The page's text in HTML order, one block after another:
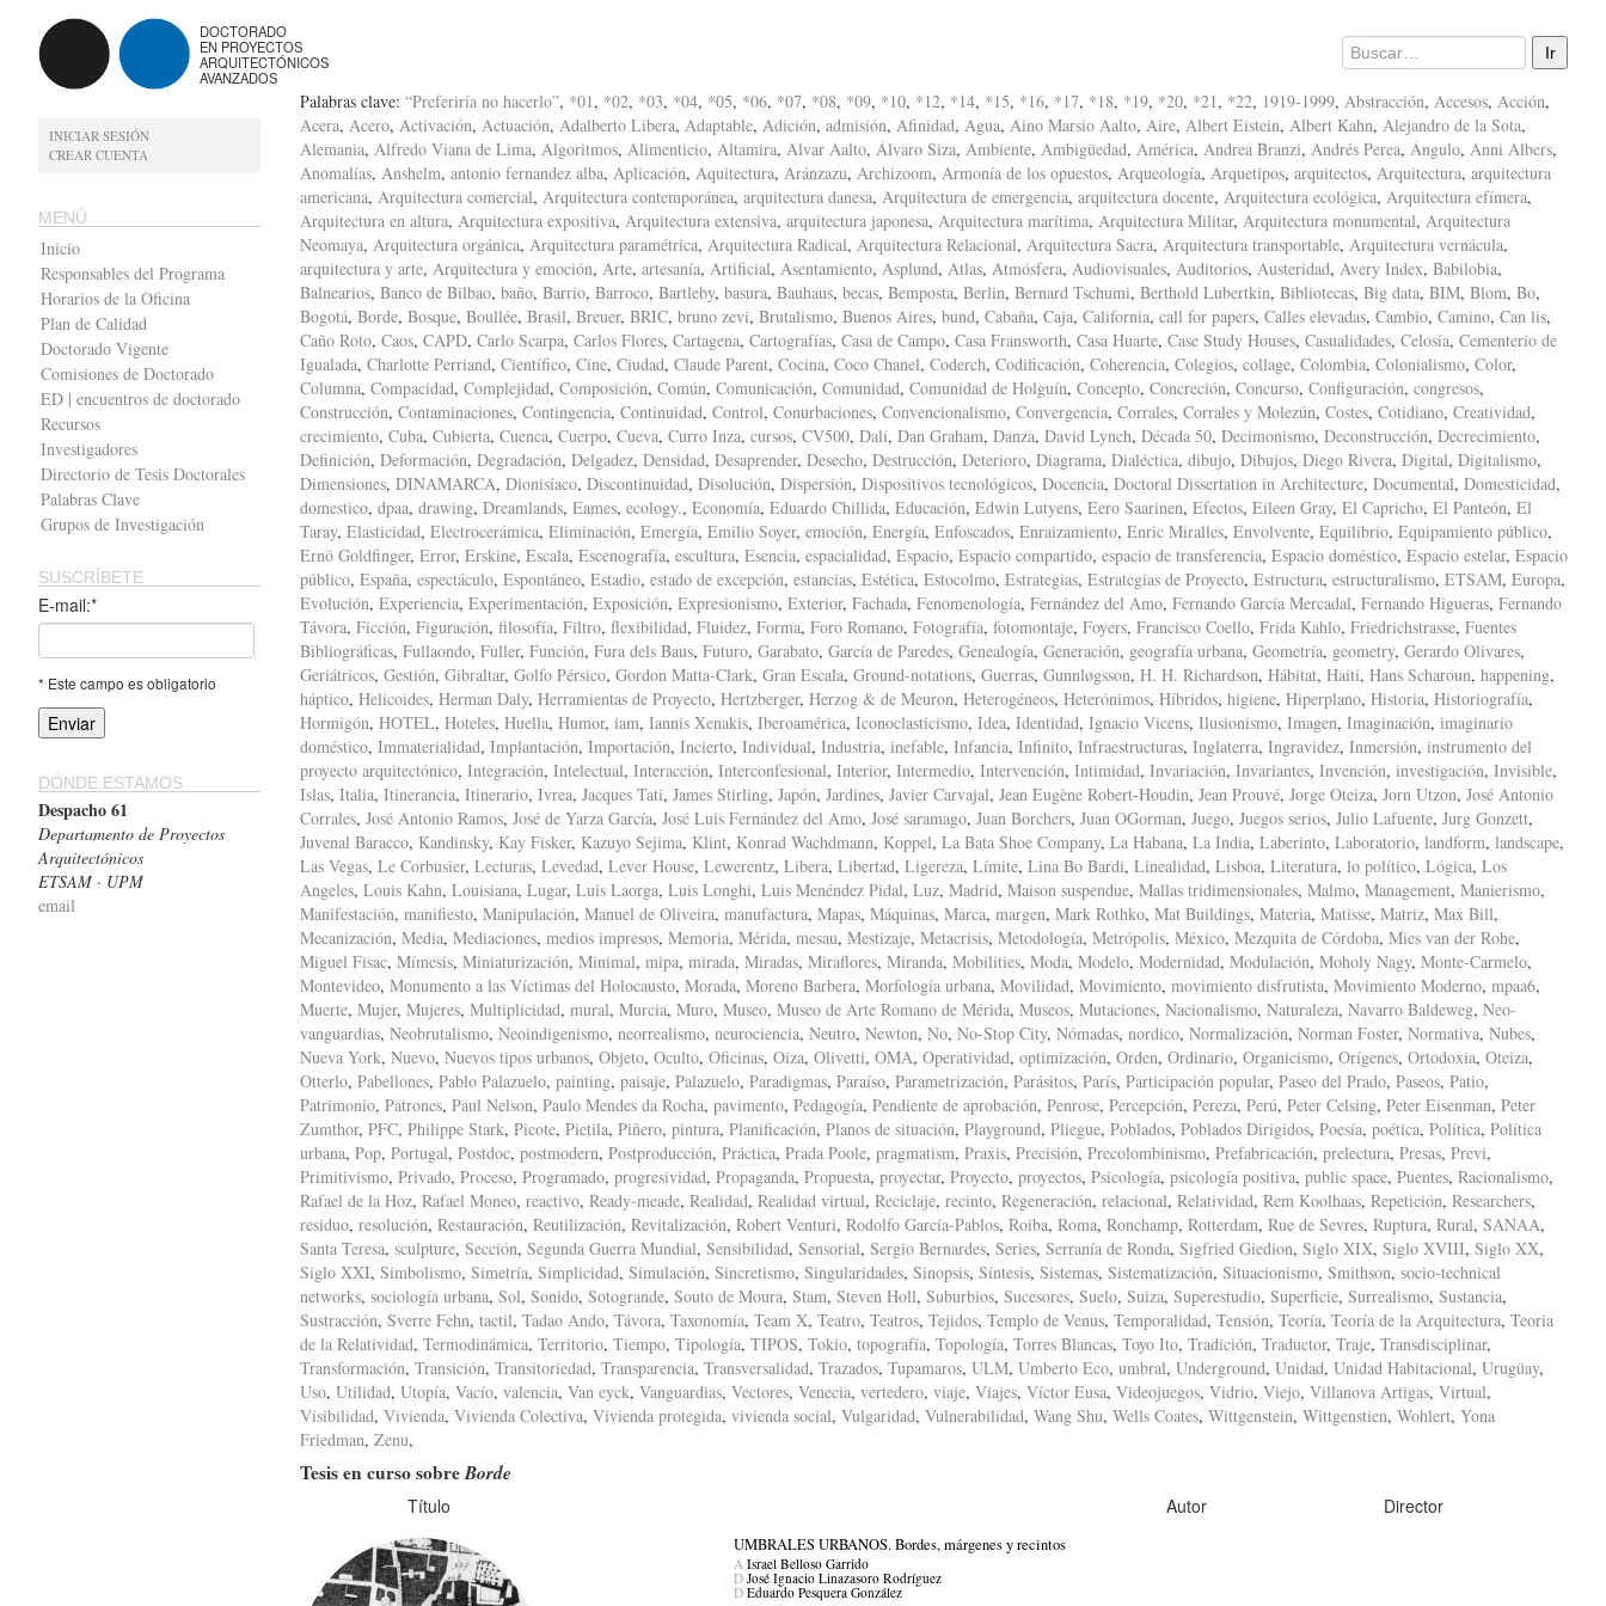
DOCTORADO
EN PROYECTOS
ARQUITECTÓNICOS
AVANZADOS
INICIAR SESIÓN
CREAR CUENTA
MENÚ
Inicio
Responsables del Programa
Horarios de la Oficina
Plan de Calidad
Doctorado Vigente
Comisiones de Doctorado
ED | encuentros de doctorado
Recursos
Investigadores
Directorio de Tesis Doctorales
Palabras Clave
Grupos de Investigación
SUSCRÍBETE
E-mail:*
* Este campo es obligatorio
DÓNDE ESTAMOS
Despacho 61
Departamento de Proyectos
Arquitectónicos
ETSAM · UPM
email
Palabras clave: “Preferiría no hacerlo”, *01, *02, *03, *04, *05, *06, *07, *08, *09, *10, *12, *14, *15, *16, *17, *18, *19, *20, *21, *22, 1919-1999, Abstracción, Accesos, Acción,
Acera, Acero, Activación, Actuación, Adalberto Libera, Adaptable, Adición, admisión, Afinidad, Agua, Aino Marsio Aalto, Aire, Albert Eistein, Albert Kahn, Alejandro de la Sota,
Alemania, Alfredo Viana de Lima, Algoritmos, Alimenticio, Altamira, Alvar Aalto, Álvaro Siza, Ambiente, Ambigüedad, América, Andrea Branzi, Andrés Perea, Ángulo, Anni Albers,
Anomalías, Anshelm, antonio fernandez alba, Aplicación, Aquitectura, Aránzazu, Archizoom, Armonía de los opuestos, Arqueología, Arquetipos, arquitectos, Arquitectura, arquitectura
americana, Arquitectura comercial, Arquitectura contemporánea, arquitectura danesa, Arquitectura de emergencia, arquitectura docente, Arquitectura ecológica, Arquitectura efímera,
Arquitectura en altura, Arquitectura expositiva, Arquitectura extensiva, arquitectura japonesa, Arquitectura marítima, Arquitectura Militar, Arquitectura monumental, Arquitectura
Neomaya, Arquitectura orgánica, Arquitectura paramétrica, Arquitectura Radical, Arquitectura Relacional, Arquitectura Sacra, Arquitectura transportable, Arquitectura vernácula,
arquitectura y arte, Arquitectura y emoción, Arte, artesanía, Artificial, Asentamiento, Asplund, Atlas, Atmósfera, Audiovisuales, Auditorios, Austeridad, Avery Index, Babilobia,
Balnearios, Banco de Bilbao, baño, Barrio, Barroco, Bartleby, basura, Bauhaus, becas, Bemposta, Berlin, Bernard Tschumi, Berthold Lubertkin, Bibliotecas, Big data, BIM, Blom, Bo,
Bogotá, Borde, Bosque, Boullée, Brasil, Breuer, BRIC, bruno zevi, Brutalismo, Buenos Aires, bund, Cabaña, Caja, California, call for papers, Calles elevadas, Cambio, Camino, Can lis,
Caño Roto, Caos, CAPD, Carlo Scarpa, Carlos Flores, Cartagena, Cartografías, Casa de Campo, Casa Fransworth, Casa Huarte, Case Study Houses, Casualidades, Celosía, Cementerio de
Igualada, Charlotte Perriand, Científico, Cine, Ciudad, Claude Parent, Cocina, Coco Chanel, Coderch, Codificación, Coherencia, Colegios, collage, Colombia, Colonialismo, Color,
Columna, Compacidad, Complejidad, Composición, Común, Comunicación, Comunidad, Comunidad de Holguín, Concepto, Concreción, Concurso, Configuración, congresos,
Construcción, Contaminaciones, Contingencia, Continuidad, Control, Conurbaciones, Convencionalismo, Convergencia, Corrales, Corrales y Molezún, Costes, Cotidiano, Creatividad,
crecimiento, Cuba, Cubierta, Cuenca, Cuerpo, Cueva, Curro Inza, cursos, CV500, Dalí, Dan Graham, Danza, David Lynch, Década 50, Decimonismo, Deconstrucción, Decrecimiento,
Definición, Deformación, Degradación, Delgadez, Densidad, Desaprender, Desecho, Destrucción, Deterioro, Diagrama, Dialéctica, dibujo, Dibujos, Diego Rivera, Digital, Digitalismo,
Dimensiones, DINAMARCA, Dionisíaco, Discontinuidad, Disolución, Dispersión, Dispositivos tecnológicos, Docencia, Doctoral Dissertation in Architecture, Documental, Domesticidad,
domestico, dpaa, drawing, Dreamlands, Eames, ecology., Economía, Eduardo Chillida, Educación, Edwin Lutyens, Eero Saarinen, Efectos, Eileen Gray, El Capricho, El Panteón, El
Taray, Elasticidad, Electrocerámica, Eliminación, Emergía, Emilio Soyer, emoción, Energía, Enfoscados, Enraizamiento, Enric Miralles, Envolvente, Equilibrio, Equipamiento público,
Ernö Goldfinger, Error, Erskine, Escala, Escenografía, escultura, Esencia, espacialidad, Espacio, Espacio compartido, espacio de transferencia, Espacio doméstico, Espacio estelar, Espacio
público, España, espectáculo, Espontáneo, Estadio, estado de excepción, estancias, Estética, Estocolmo, Estrategias, Estrategias de Proyecto, Estructura, estructuralismo, ETSAM, Europa,
Evolución, Experiencia, Experimentación, Exposición, Expresionismo, Exterior, Fachada, Fenomenología, Fernández del Amo, Fernando García Mercadal, Fernando Higueras, Fernando
Távora, Ficción, Figuración, filosofía, Filtro, flexibilidad, Fluidez, Forma, Foro Romano, Fotografía, fotomontaje, Foyers, Francisco Coello, Frida Kahlo, Friedrichstrasse, Fuentes
Bibliográficas, Fullaondo, Fuller, Función, Fura dels Baus, Futuro, Garabato, García de Paredes, Genealogía, Generación, geografía urbana, Geometría, geometry, Gerardo Olivares,
Geriátricos, Gestión, Gibraltar, Golfo Pérsico, Gordon Matta-Clark, Gran Escala, Ground-notations, Guerras, Gunnløgsson, H. H. Richardson, Hábitat, Haití, Hans Scharoun, happening,
háptico, Helicoides, Herman Daly, Herramientas de Proyecto, Hertzberger, Herzog & de Meuron, Heterogéneos, Heterónimos, Híbridos, higiene, Hiperplano, Historia, Historiografía,
Hormigón, HOTEL, Hoteles, Huella, Humor, iam, Iannis Xenakis, Iberoamérica, Iconoclasticismo, Idea, Identidad, Ignacio Vicens, Ilusionismo, Imagen, Imaginación, imaginario
doméstico, Immaterialidad, Implantación, Importación, Incierto, Individual, Industria, inefable, Infancia, Infinito, Infraestructuras, Inglaterra, Ingravidez, Inmersión, instrumento del
proyecto arquitectónico, Integración, Intelectual, Interacción, Interconfesional, Interior, Intermedio, Intervención, Intimidad, Invariación, Invariantes, Invención, investigación, Invisible,
Islas, Italia, Itinerancia, Itinerario, Ivrea, Jacques Tati, James Stirling, Japón, Jardines, Javier Carvajal, Jean Eugène Robert-Houdin, Jean Prouvé, Jorge Oteiza, Jorn Utzon, José Antonio
Corrales, José Antonio Ramos, José de Yarza García, José Luis Fernández del Amo, José saramago, Juan Borchers, Juan OGorman, Juego, Juegos serios, Julio Lafuente, Jurg Gonzett,
Juvenal Baracco, Kandinsky, Kay Fisker, Kazuyo Sejima, Klint, Konrad Wachdmann, Koppel, La Bata Shoe Company, La Habana, La India, Laberinto, Laboratorio, landform, landscape,
Las Vegas, Le Corbusier, Lecturas, Levedad, Lever House, Lewerentz, Libera, Libertad, Ligereza, Límite, Lina Bo Bardi, Linealidad, Lisboa, Literatura, lo político, Lógica, Los
Angeles, Louis Kahn, Louisiana, Lugar, Luis Laorga, Luis Longhi, Luis Menéndez Pidal, Luz, Madrid, Maison suspendue, Mallas tridimensionales, Malmo, Management, Manierismo,
Manifestación, manifiesto, Manipulación, Manuel de Oliveira, manufactura, Mapas, Máquinas, Marca, margen, Mark Rothko, Mat Buildings, Materia, Matisse, Matriz, Max Bill,
Mecanización, Media, Mediaciones, medios impresos, Memoria, Mérida, mesau, Mestizaje, Metacrisis, Metodología, Metrópolis, México, Mezquita de Córdoba, Mies van der Rohe,
Miguel Fisac, Mímesis, Miniaturización, Minimal, mipa, mirada, Miradas, Miraflores, Miranda, Mobilities, Moda, Modelo, Modernidad, Modulación, Moholy Nagy, Monte-Carmelo,
Montevideo, Monumento a las Víctimas del Holocausto, Morada, Moreno Barbera, Morfología urbana, Movilidad, Movimiento, movimiento disfrutista, Movimiento Moderno, mpaa6,
Muerte, Mujer, Mujeres, Multiplicidad, mural, Murcia, Muro, Museo, Museo de Arte Romano de Mérida, Museos, Mutaciones, Nacionalismo, Naturaleza, Navarro Baldeweg, Neo-
vanguardias, Neobrutalismo, Neoindigenismo, neorrealismo, neurociencia, Neutro, Newton, No, No-Stop City, Nómadas, nordico, Normalización, Norman Foster, Normativa, Nubes,
Nueva York, Nuevo, Nuevos tipos urbanos, Objeto, Oculto, Oficinas, Oiza, Olivetti, OMA, Operatividad, optimización, Orden, Ordinario, Organicismo, Orígenes, Ortodoxia, Oteiza,
Otterlo, Pabellones, Pablo Palazuelo, painting, paisaje, Palazuelo, Paradigmas, Paraíso, Parametrización, Parásitos, París, Participación popular, Paseo del Prado, Paseos, Patio,
Patrimonio, Patrones, Paul Nelson, Paulo Mendes da Rocha, pavimento, Pedagogía, Pendiente de aprobación, Penrose, Percepción, Pereza, Perú, Peter Celsing, Peter Eisenman, Peter
Zumthor, PFC, Philippe Stark, Picote, Pietila, Piñero, pintura, Planificación, Planos de situación, Playground, Pliegue, Poblados, Poblados Dirigidos, Poesía, poética, Política, Política
urbana, Pop, Portugal, Postdoc, postmodern, Postproducción, Práctica, Prada Poole, pragmatism, Praxis, Precisión, Precolombinismo, Prefabricación, prelectura, Presas, Previ,
Primitivismo, Privado, Proceso, Programado, progresividad, Propaganda, Propuesta, proyectar, Proyecto, proyectos, Psicología, psicología positiva, public space, Puentes, Racionalismo,
Rafael de la Hoz, Rafael Moneo, reactivo, Ready-meade, Realidad, Realidad virtual, Reciclaje, recinto, Regeneración, relacional, Relatividad, Rem Koolhaas, Repetición, Researchers,
residuo, resolución, Restauración, Reutilización, Revitalización, Robert Venturi, Rodolfo García-Pablos, Roiba, Roma, Ronchamp, Rotterdam, Rue de Sevres, Ruptura, Rural, SANAA,
Santa Teresa, sculpture, Sección, Segunda Guerra Mundial, Sensibilidad, Sensorial, Sergio Bernardes, Series, Serranía de Ronda, Sigfried Giedion, Siglo XIX, Siglo XVIII, Siglo XX,
Siglo XXI, Simbolismo, Simetría, Simplicidad, Simulación, Sincretismo, Singularidades, Sinopsis, Síntesis, Sistemas, Sistematización, Situacionismo, Smithson, socio-technical
networks, sociología urbana, Sol, Sonido, Sotogrande, Souto de Moura, Stam, Steven Holl, Suburbios, Sucesores, Suelo, Suiza, Superestudio, Superficie, Surrealismo, Sustancia,
Sustracción, Sverre Fehn, tactil, Tadao Ando, Távora, Taxonomía, Team X, Teatro, Teatros, Tejidos, Templo de Venus, Temporalidad, Tensión, Teoría, Teoría de la Arquitectura, Teoria
de la Relatividad, Termodinámica, Territorio, Tiempo, Tipología, TIPOS, Tokio, topografía, Topología, Torres Blancas, Toyo Ito, Tradición, Traductor, Traje, Transdisciplinar,
Transformación, Transición, Transitoriedad, Transparencia, Transversalidad, Trazados, Tupamaros, ULM, Umberto Eco, umbral, Underground, Unidad, Unidad Habitacional, Urugüay,
Uso, Utilidad, Utopía, Vacío, valencia, Van eyck, Vanguardias, Vectores, Venecia, vertedero, viaje, Viajes, Víctor Eusa, Videojuegos, Vidrio, Viejo, Villanova Artigas, Virtual,
Visibilidad, Vivienda, Vivienda Colectiva, Vivienda protegida, vivienda social, Vulgaridad, Vulnerabilidad, Wang Shu, Wells Coates, Wittgenstein, Wittgenstien, Wohlert, Yona
Friedman, Zenu,
Tesis en curso sobreBorde
Título Autor Director
UMBRALES URBANOS. Bordes, márgenes y recintos
A Israel Belloso Garrido
D José Ignacio Linazasoro Rodríguez
D Eduardo Pesquera González